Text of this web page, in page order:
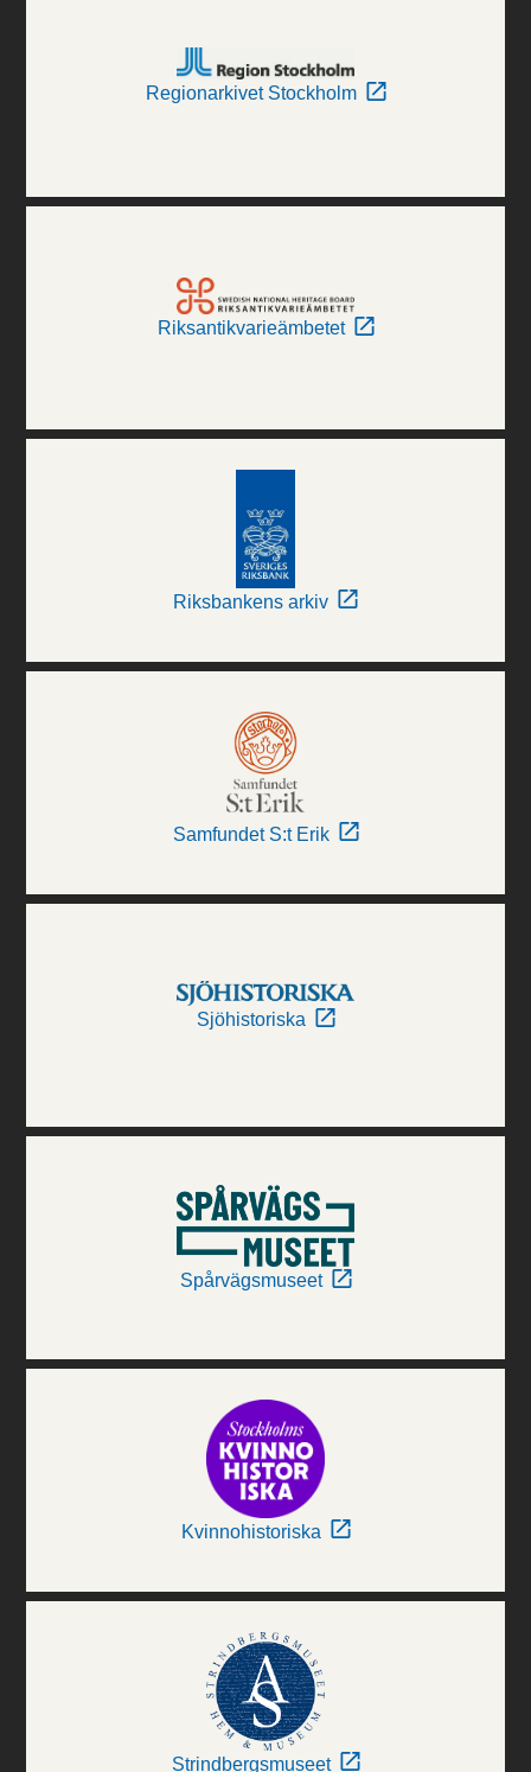
Regionarkivet Stockholm
Riksantikvarieämbetet
Riksbankens arkiv
Samfundet S:t Erik
Sjöhistoriska
Spårvägsmuseet
Kvinnohistoriska
Strindbergsmuseet